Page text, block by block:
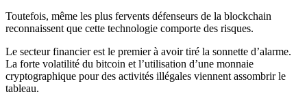
Toutefois, même les plus fervents défenseurs de la blockchain
reconnaissent que cette technologie comporte des risques.
Le secteur financier est le premier à avoir tiré la sonnette d’alarme.
La forte volatilité du bitcoin et l’utilisation d’une monnaie
cryptographique pour des activités illégales viennent assombrir le
tableau.